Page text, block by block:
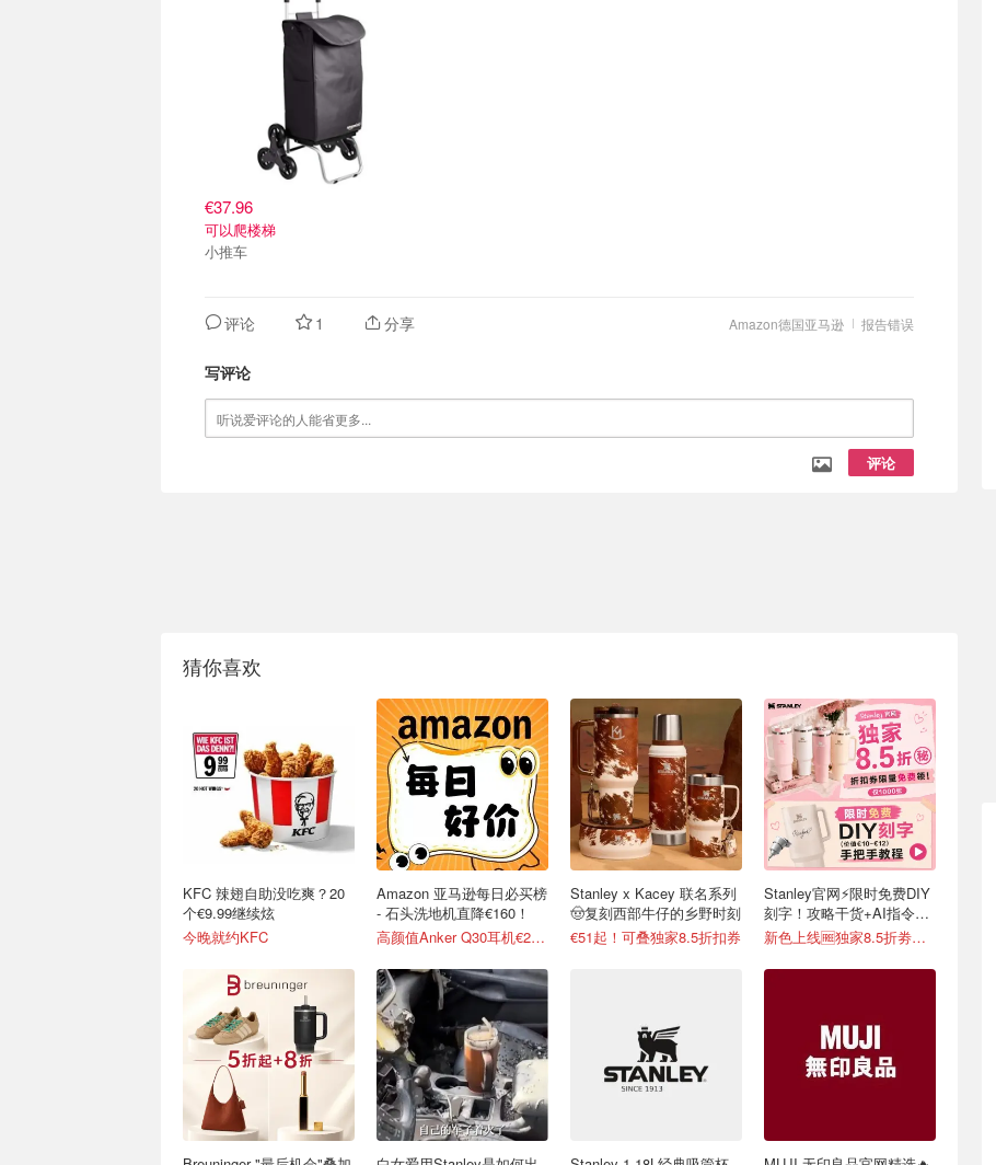
€37.96
可以爬楼梯
小推车
报告错误
Amazon德国亚马逊
评论 1 分享
写评论
评论
猜你喜欢
KFC 辣翅自助没吃爽？20
个€9.99继续炫
今晚就约KFC
Amazon 亚马逊每日必买榜
- 石头洗地机直降€160！
高颜值Anker Q30耳机€2.87
Stanley x Kacey 联名系列
🤠复刻西部牛仔的乡野时刻
€51起！可叠独家8.5折扣券
Stanley官网⚡️限时免费DIY
刻字！攻略干货+AI指令直
接戳
新色上线🆓独家8.5折劵速领